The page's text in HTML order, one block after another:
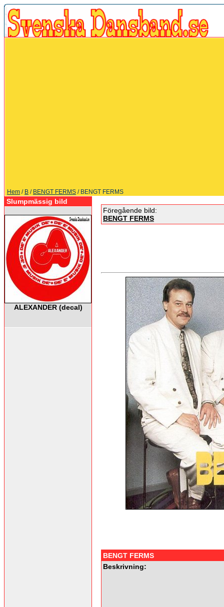
Hem / B / BENGT FERMS / BENGT FERMS
Slumpmässig bild
ALEXANDER (decal)
Föregående bild:
BENGT FERMS
BENGT FERMS
Beskrivning: